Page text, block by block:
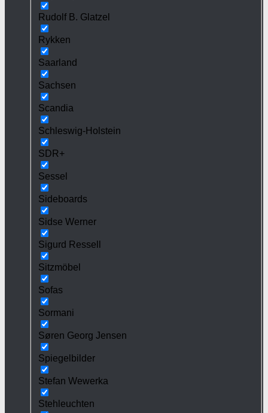
Rudolf B. Glatzel
Rykken
Saarland
Sachsen
Scandia
Schleswig-Holstein
SDR+
Sessel
Sideboards
Sidse Werner
Sigurd Ressell
Sitzmöbel
Sofas
Sormani
Søren Georg Jensen
Spiegelbilder
Stefan Wewerka
Stehleuchten